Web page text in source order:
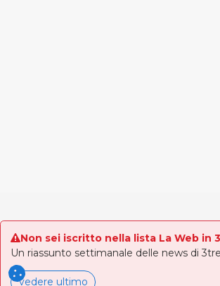
Non sei iscritto nella lista La Web in
Un riassunto settimanale delle news di
vedere ultimo